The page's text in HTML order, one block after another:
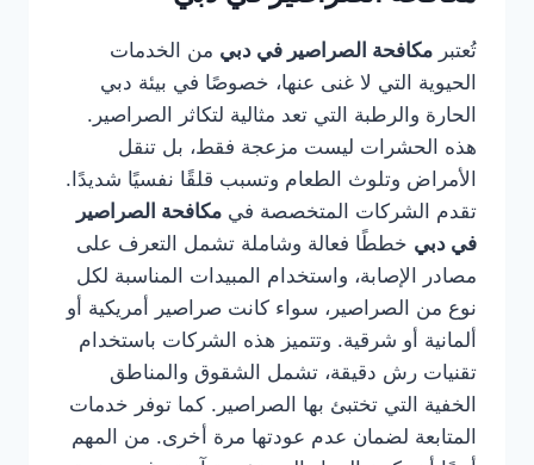
تُعتبر مكافحة الصراصير في دبي من الخدمات
الحيوية التي لا غنى عنها، خصوصًا في بيئة دبي
الحارة والرطبة التي تعد مثالية لتكاثر الصراصير.
هذه الحشرات ليست مزعجة فقط، بل تنقل
الأمراض وتلوث الطعام وتسبب قلقًا نفسيًا شديدًا.
تقدم الشركات المتخصصة في مكافحة الصراصير
في دبي خططًا فعالة وشاملة تشمل التعرف على
مصادر الإصابة، واستخدام المبيدات المناسبة لكل
نوع من الصراصير، سواء كانت صراصير أمريكية أو
ألمانية أو شرقية. وتتميز هذه الشركات باستخدام
تقنيات رش دقيقة، تشمل الشقوق والمناطق
الخفية التي تختبئ بها الصراصير. كما توفر خدمات
المتابعة لضمان عدم عودتها مرة أخرى. من المهم